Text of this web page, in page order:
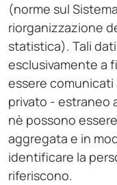
(norme sul
riorganizzazione
statistica). Tali
esclusivamente a
essere
privato - estraneo
nè possono
aggregata e in
identificare la
riferiscono.